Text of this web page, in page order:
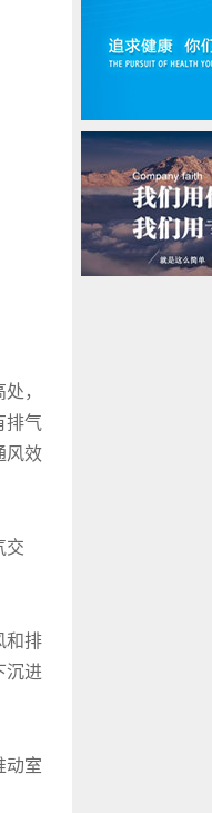
，
排气
风效
交
和排
沉进
动室